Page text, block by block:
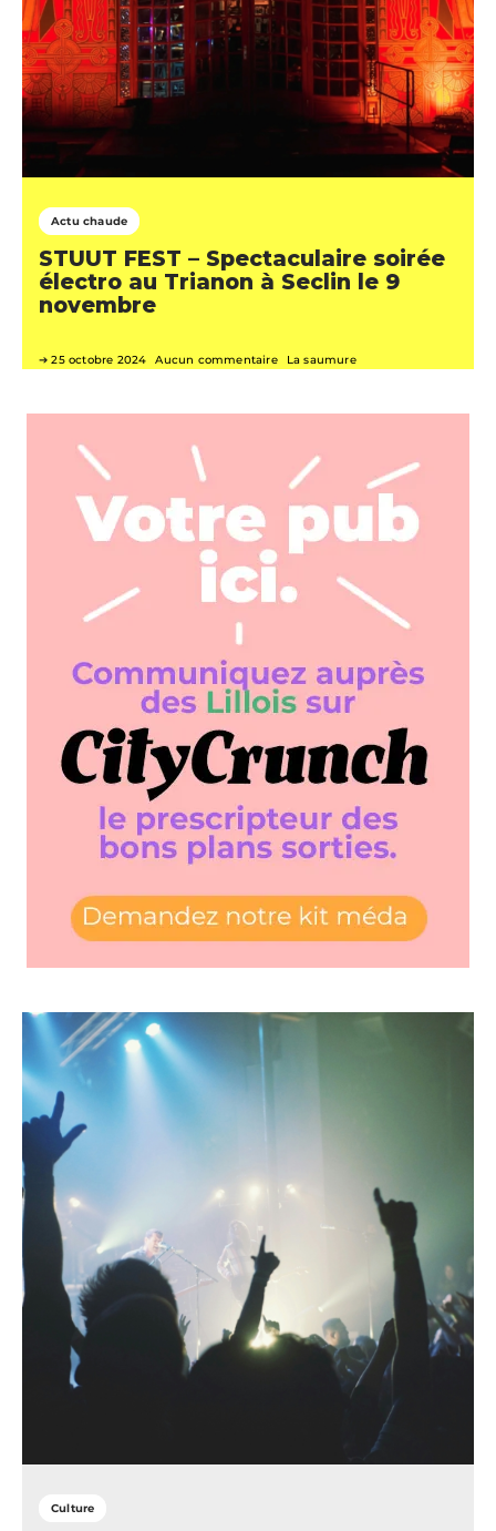
Actu chaude
STUUT FEST – Spectaculaire soirée
électro au Trianon à Seclin le 9
novembre
25 octobre 2024 Aucun commentaire La saumure
Culture